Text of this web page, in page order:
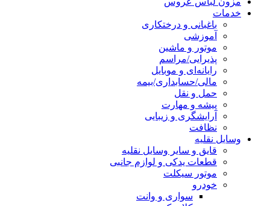
خدمات
باغبانی و درختکاری
آموزشی
موتور و ماشین
پذیرایی/مراسم
رایانه‌ای و موبایل
مالی/حسابداری/بیمه
حمل و نقل
پیشه و مهارت
آرایشگری و زیبایی
نظافت
وسایل نقلیه
قایق و سایر وسایل نقلیه
قطعات یدکی و لوازم جانبی
موتور سیکلت
خودرو
سواری و وانت